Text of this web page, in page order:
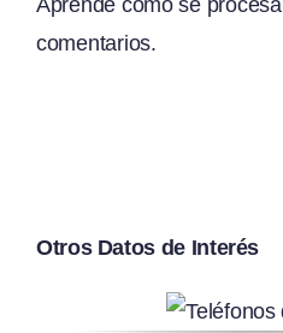
Aprende cómo se
comentarios.
Otros Datos de Interés